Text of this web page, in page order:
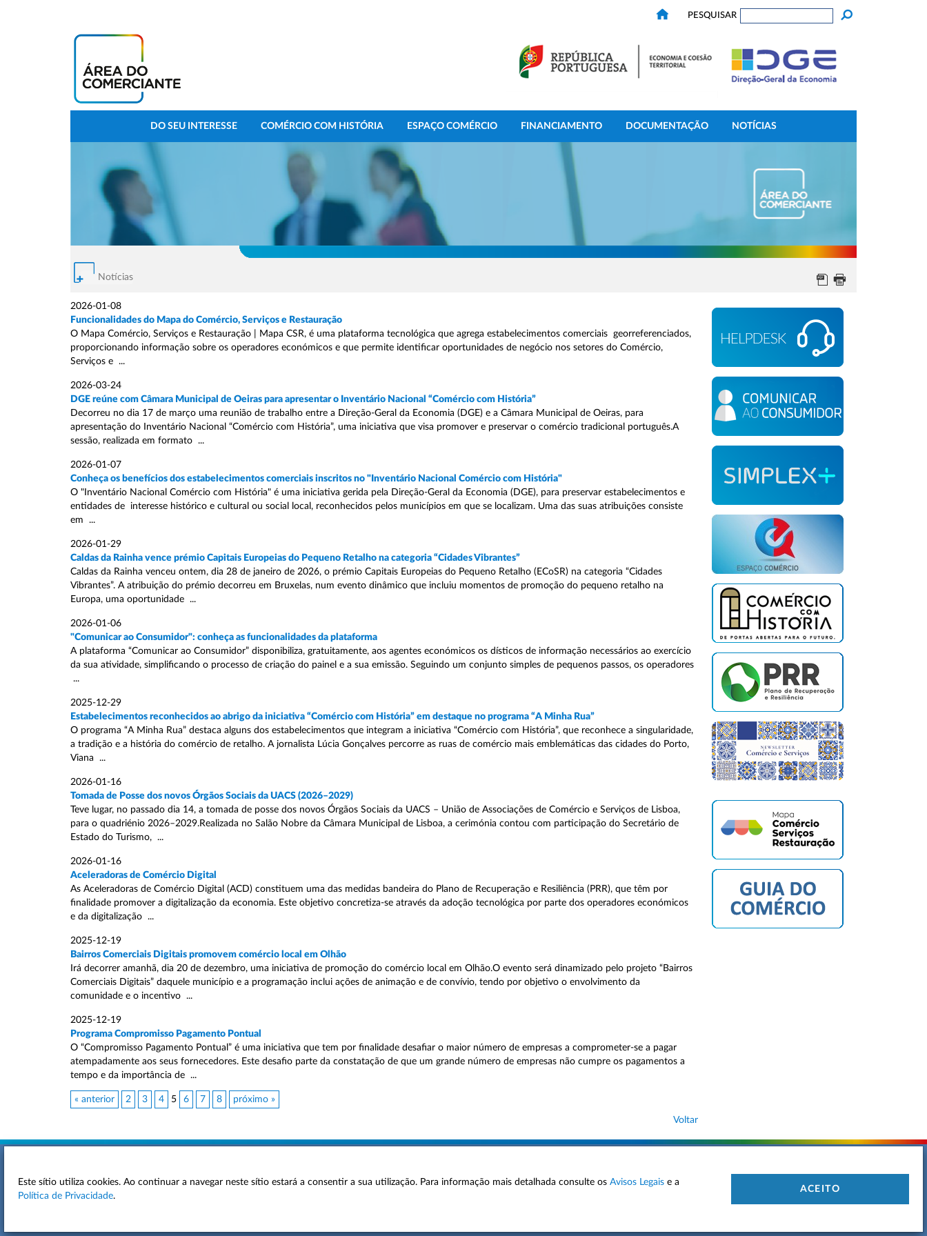
PESQUISAR
DO SEU INTERESSE COMÉRCIO COM HISTÓRIA ESPAÇO COMÉRCIO FINANCIAMENTO DOCUMENTAÇÃO NOTÍCIAS
Notícias
2026-01-08
Funcionalidades do Mapa do Comércio, Serviços e Restauração
O Mapa Comércio, Serviços e Restauração | Mapa CSR, é uma plataforma tecnológica que agrega estabelecimentos comerciais georreferenciados,
proporcionando informação sobre os operadores económicos e que permite identificar oportunidades de negócio nos setores do Comércio,
Serviços e ...
2026-03-24
DGE reúne com Câmara Municipal de Oeiras para apresentar o Inventário Nacional “Comércio com História”
Decorreu no dia 17 de março uma reunião de trabalho entre a Direção-Geral da Economia (DGE) e a Câmara Municipal de Oeiras, para
apresentação do Inventário Nacional “Comércio com História”, uma iniciativa que visa promover e preservar o comércio tradicional português.A
sessão, realizada em formato ...
2026-01-07
Conheça os benefícios dos estabelecimentos comerciais inscritos no "Inventário Nacional Comércio com História"
O "Inventário Nacional Comércio com História" é uma iniciativa gerida pela Direção-Geral da Economia (DGE), para preservar estabelecimentos e
entidades de interesse histórico e cultural ou social local, reconhecidos pelos municípios em que se localizam. Uma das suas atribuições consiste
em ...
2026-01-29
Caldas da Rainha vence prémio Capitais Europeias do Pequeno Retalho na categoria “Cidades Vibrantes”
Caldas da Rainha venceu ontem, dia 28 de janeiro de 2026, o prémio Capitais Europeias do Pequeno Retalho (ECoSR) na categoria “Cidades
Vibrantes”. A atribuição do prémio decorreu em Bruxelas, num evento dinâmico que incluiu momentos de promoção do pequeno retalho na
Europa, uma oportunidade ...
2026-01-06
"Comunicar ao Consumidor": conheça as funcionalidades da plataforma
A plataforma “Comunicar ao Consumidor” disponibiliza, gratuitamente, aos agentes económicos os dísticos de informação necessários ao exercício
da sua atividade, simplificando o processo de criação do painel e a sua emissão. Seguindo um conjunto simples de pequenos passos, os operadores
...
2025-12-29
Estabelecimentos reconhecidos ao abrigo da iniciativa “Comércio com História” em destaque no programa “A Minha Rua”
O programa “A Minha Rua” destaca alguns dos estabelecimentos que integram a iniciativa “Comércio com História”, que reconhece a singularidade,
a tradição e a história do comércio de retalho. A jornalista Lúcia Gonçalves percorre as ruas de comércio mais emblemáticas das cidades do Porto,
Viana ...
2026-01-16
Tomada de Posse dos novos Órgãos Sociais da UACS (2026–2029)
Teve lugar, no passado dia 14, a tomada de posse dos novos Órgãos Sociais da UACS – União de Associações de Comércio e Serviços de Lisboa,
para o quadriénio 2026–2029.Realizada no Salão Nobre da Câmara Municipal de Lisboa, a cerimónia contou com participação do Secretário de
Estado do Turismo, ...
2026-01-16
Aceleradoras de Comércio Digital
As Aceleradoras de Comércio Digital (ACD) constituem uma das medidas bandeira do Plano de Recuperação e Resiliência (PRR), que têm por
finalidade promover a digitalização da economia. Este objetivo concretiza-se através da adoção tecnológica por parte dos operadores económicos
e da digitalização ...
2025-12-19
Bairros Comerciais Digitais promovem comércio local em Olhão
Irá decorrer amanhã, dia 20 de dezembro, uma iniciativa de promoção do comércio local em Olhão.O evento será dinamizado pelo projeto “Bairros
Comerciais Digitais” daquele município e a programação inclui ações de animação e de convívio, tendo por objetivo o envolvimento da
comunidade e o incentivo ...
2025-12-19
Programa Compromisso Pagamento Pontual
O “Compromisso Pagamento Pontual” é uma iniciativa que tem por finalidade desafiar o maior número de empresas a comprometer-se a pagar
atempadamente aos seus fornecedores. Este desafio parte da constatação de que um grande número de empresas não cumpre os pagamentos a
tempo e da importância de ...
« anterior 2 3 4 5 6 7 8 próximo »
Voltar
ACESSIBILIDADE POLÍTICA DE PRIVACIDADE CONTACTOS
Este sítio utiliza cookies. Ao continuar a navegar neste sítio estará a consentir a sua utilização. Para informação mais detalhada consulte os Avisos Legais e a
Política de Privacidade.
ACEITO